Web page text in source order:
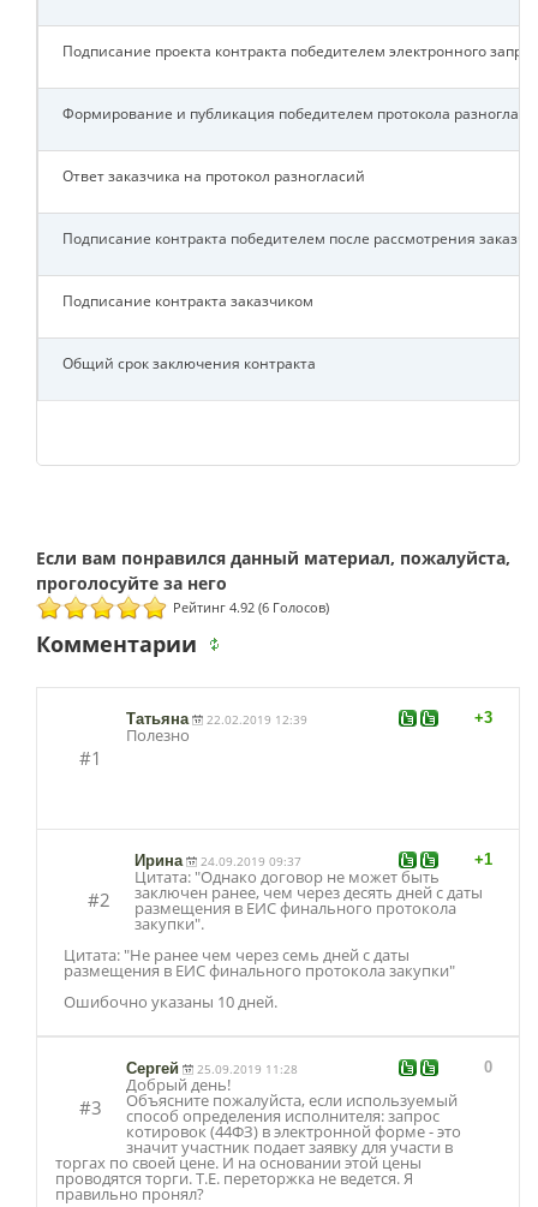
Подписание проекта контракта победителем электронного
Формирование и публикация победителем протокола
Ответ заказчика на протокол разногласий
Подписание контракта победителем после рассмотрения
Подписание контракта заказчиком
Общий срок заключения контракта
Рейтинг 4.92 (6 Голосов)
Комментарии
+3
#1
Татьяна 22.02.2019 12:39
Полезно
+1
#2
Ирина 24.09.2019 09:37
Цитата: "Однако договор не может быть
заключен ранее, чем через десять дней с даты
размещения в ЕИС финального протокола
закупки".
Цитата: "Не ранее чем через семь дней с даты
размещения в ЕИС финального протокола закупки"
Ошибочно указаны 10 дней.
0
#3
Сергей 25.09.2019 11:28
Добрый день!
Объясните пожалуйста, если используемый
способ определения исполнителя: запрос
котировок (44ФЗ) в электронной форме - это
значит участник подает заявку для участи в
торгах по своей цене. И на основании этой цены
проводятся торги. Т.Е. переторжка не ведется. Я
правильно пронял?